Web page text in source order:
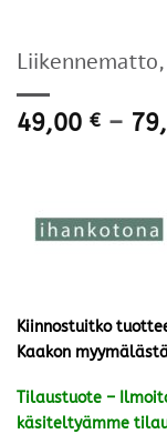
49,00 € –
Kiinnostuitko
Kaakon
Tilaustuote –
käsiteltyämme